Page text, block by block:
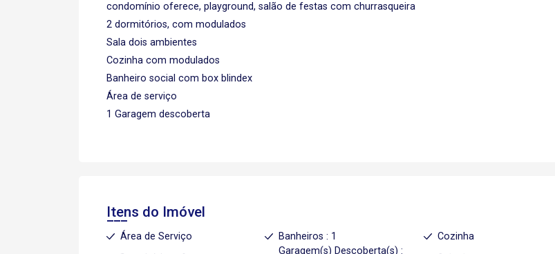
condomínio oferece, playground, salão de festas com churrasqueira
2 dormitórios, com modulados
Sala dois ambientes
Cozinha com modulados
Banheiro social com box blindex
Área de serviço
1 Garagem descoberta
Itens do Imóvel
Área de Serviço Banheiros : 1
Cozinha
Garagem(s) Descoberta(s) :